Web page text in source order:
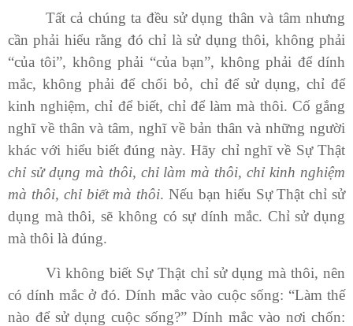
Tất cả chúng ta đều sử dụng thân và tâm nhưng
cần phải hiểu rằng đó chỉ là sử dụng thôi, không phải
“của tôi”, không phải “của bạn”, không phải để dính
mắc, không phải để chối bỏ, chỉ để sử dụng, chỉ để
kinh nghiệm, chỉ để biết, chỉ để làm mà thôi. Cố gắng
nghĩ về thân và tâm, nghĩ về bản thân và những người
khác với hiểu biết đúng này. Hãy chỉ nghĩ về Sự Thật
chỉ sử dụng mà thôi, chỉ làm mà thôi, chỉ kinh nghiệm
mà thôi, chỉ biết mà thôi. Nếu bạn hiểu Sự Thật chỉ sử
dụng mà thôi, sẽ không có sự dính mắc. Chỉ sử dụng
mà thôi là đúng.
Vì không biết Sự Thật chỉ sử dụng mà thôi, nên
có dính mắc ở đó. Dính mắc vào cuộc sống: “Làm thế
nào để sử dụng cuộc sống?” Dính mắc vào nơi chốn: